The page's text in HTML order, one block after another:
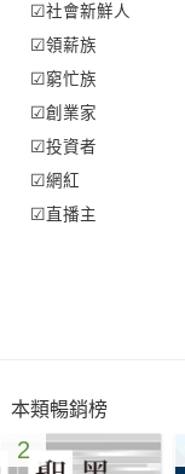
☑社會新鮮人
☑領薪族
☑窮忙族
☑創業家
☑投資者
☑網紅
☑直播主
★創業者的成功寶典
★組織領袖的致勝法
本類暢銷榜
2